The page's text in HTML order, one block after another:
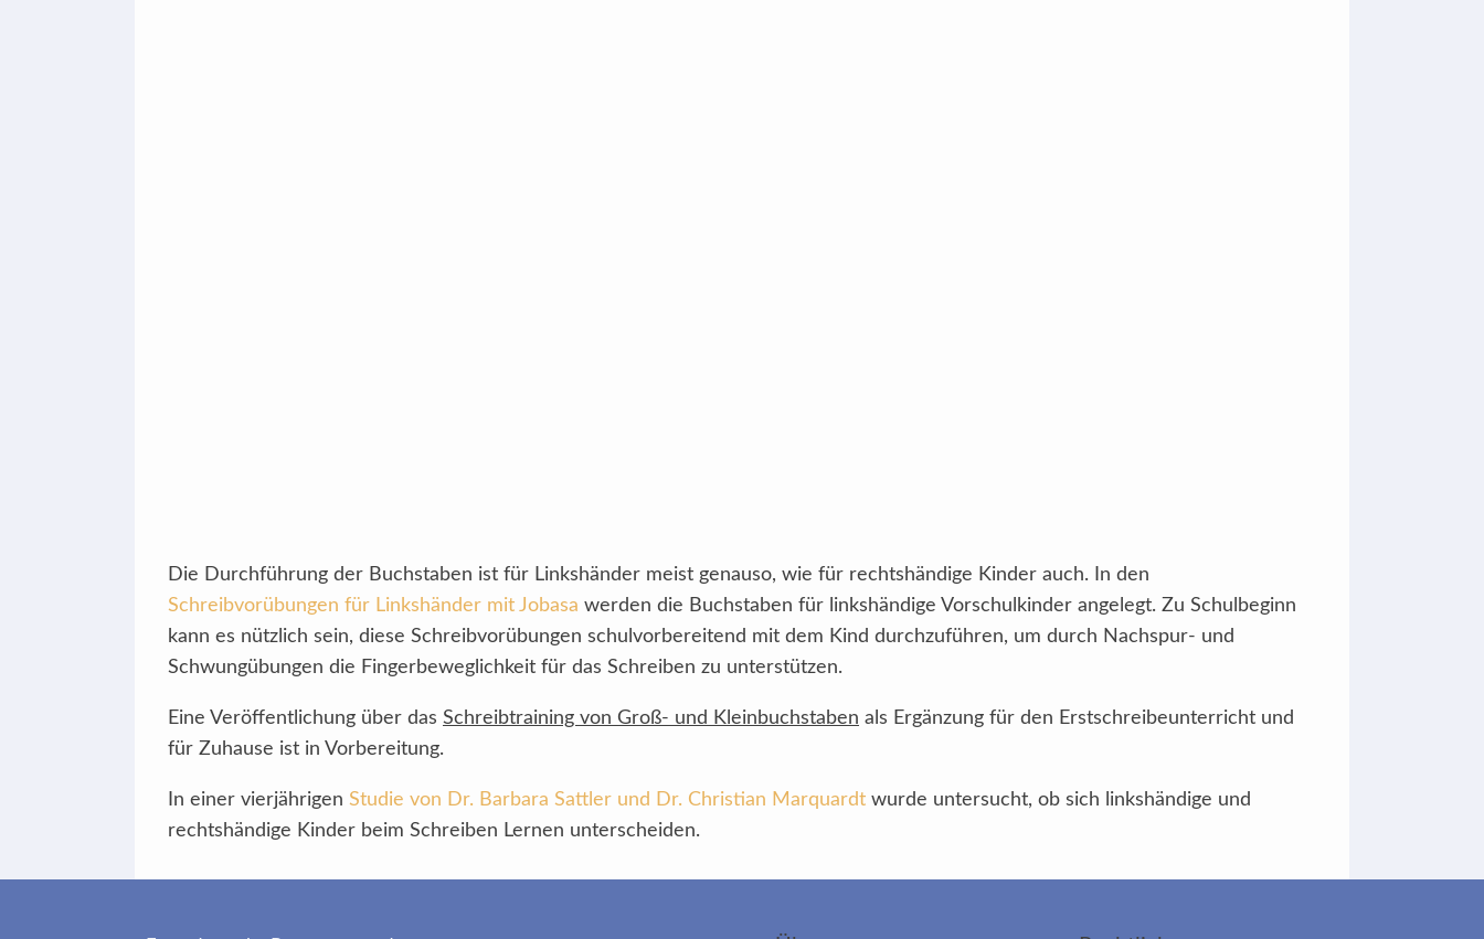
Die Durchführung der Buchstaben ist für Linkshänder meist genauso, wie für rechtshändige Kinder auch. In den
Schreibvorübungen für Linkshänder mit Jobasa werden die Buchstaben für linkshändige Vorschulkinder angelegt. Zu Schulbeginn
kann es nützlich sein, diese Schreibvorübungen schulvorbereitend mit dem Kind durchzuführen, um durch Nachspur- und
Schwungübungen die Fingerbeweglichkeit für das Schreiben zu unterstützen.
Eine Veröffentlichung über das Schreibtraining von Groß- und Kleinbuchstaben als Ergänzung für den Erstschreibeunterricht und
für Zuhause ist in Vorbereitung.
In einer vierjährigen Studie von Dr. Barbara Sattler und Dr. Christian Marquardt wurde untersucht, ob sich linkshändige und
rechtshändige Kinder beim Schreiben Lernen unterscheiden.